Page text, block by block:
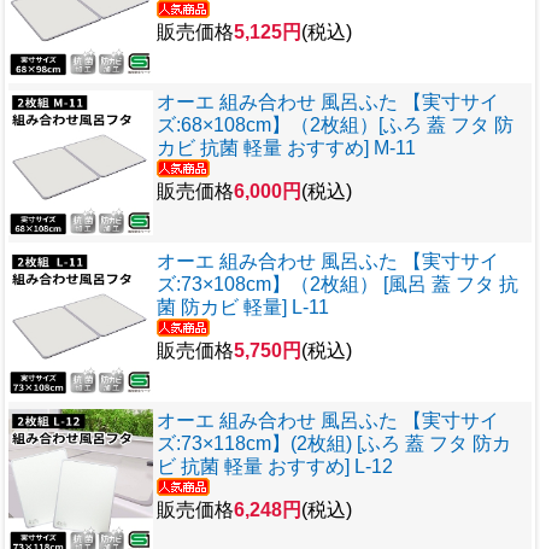
販売価格5,125円 (税込)
オーエ 組み合わせ 風呂ふた 【実寸サイ
ズ:68×108cm】（2枚組）[ふろ 蓋 フタ 防
カビ 抗菌 軽量 おすすめ] M-11
販売価格6,000円 (税込)
オーエ 組み合わせ 風呂ふた 【実寸サイ
ズ:73×108cm】（2枚組） [風呂 蓋 フタ 抗
菌 防カビ 軽量] L-11
販売価格5,750円 (税込)
オーエ 組み合わせ 風呂ふた 【実寸サイ
ズ:73×118cm】(2枚組) [ふろ 蓋 フタ 防カ
ビ 抗菌 軽量 おすすめ] L-12
販売価格6,248円 (税込)